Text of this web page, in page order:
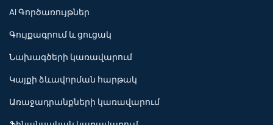
AI Գործառույթներ
Գույքագրում և ցուցակ
Նախագծերի կառավարում
Կայքի ձևավորման հարթակ
Առաջադրանքների կառավարում